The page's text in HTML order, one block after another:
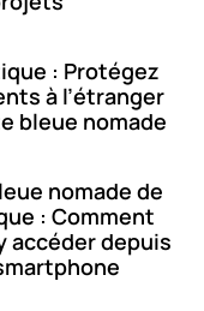
: Protégez
à l’étranger
bleue nomade
nomade de
: Comment
accéder depuis